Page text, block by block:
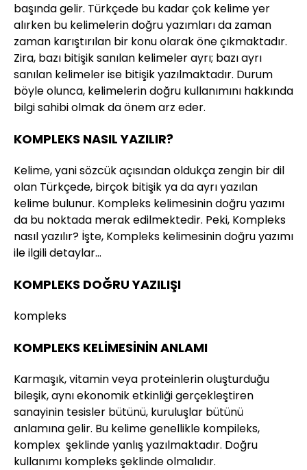
başında gelir. Türkçede bu kadar çok kelime yer
alırken bu kelimelerin doğru yazımları da zaman
zaman karıştırılan bir konu olarak öne çıkmaktadır.
Zira, bazı bitişik sanılan kelimeler ayrı; bazı ayrı
sanılan kelimeler ise bitişik yazılmaktadır. Durum
böyle olunca, kelimelerin doğru kullanımını hakkında
bilgi sahibi olmak da önem arz eder.
KOMPLEKS NASIL YAZILIR?
Kelime, yani sözcük açısından oldukça zengin bir dil
olan Türkçede, birçok bitişik ya da ayrı yazılan
kelime bulunur. Kompleks kelimesinin doğru yazımı
da bu noktada merak edilmektedir. Peki, Kompleks
nasıl yazılır? İşte, Kompleks kelimesinin doğru yazımı
ile ilgili detaylar…
KOMPLEKS DOĞRU YAZILIŞI
kompleks
KOMPLEKS KELİMESİNİN ANLAMI
Karmaşık, vitamin veya proteinlerin oluşturduğu
bileşik, aynı ekonomik etkinliği gerçekleştiren
sanayinin tesisler bütünü, kuruluşlar bütünü
anlamına gelir. Bu kelime genellikle kompileks,
komplex şeklinde yanlış yazılmaktadır. Doğru
kullanımı kompleks şeklinde olmalıdır.